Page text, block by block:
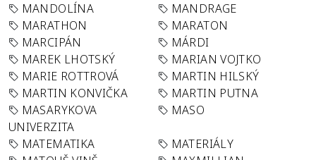
MANDOLÍNA
MANDRAGE
MARATHON
MARATON
MARCIPÁN
MÁRDI
MAREK LHOTSKÝ
MARIAN VOJTKO
MARIE ROTTROVÁ
MARTIN HILSKÝ
MARTIN KONVIČKA
MARTIN PUTNA
MASARYKOVA
UNIVERZITA
MASO
MATEMATIKA
MATERIÁLY